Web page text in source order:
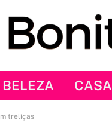
BELEZA CASA
treliças